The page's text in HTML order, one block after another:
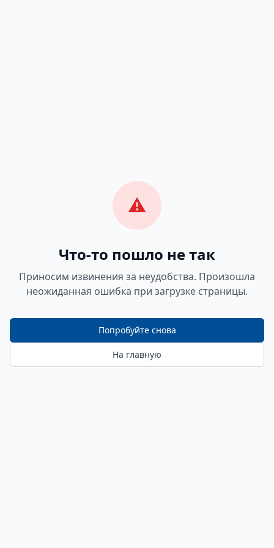
⚠️
Что-то пошло не так
Приносим извинения за неудобства. Произошла
неожиданная ошибка при загрузке страницы.
Попробуйте снова
На главную